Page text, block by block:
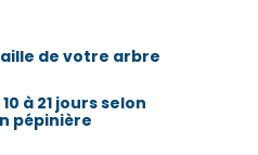
de votre arbre
à 21 jours selon
pépinière